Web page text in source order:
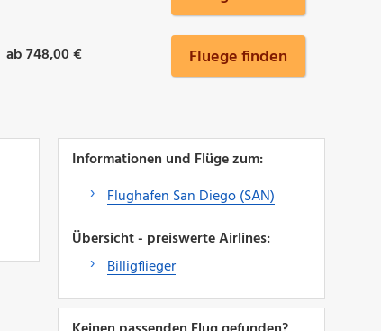
ab 748,00 € Fluege finden
Informationen und Flüge zum:
Flughafen San Diego (SAN)
Übersicht - preiswerte Airlines:
Billigflieger